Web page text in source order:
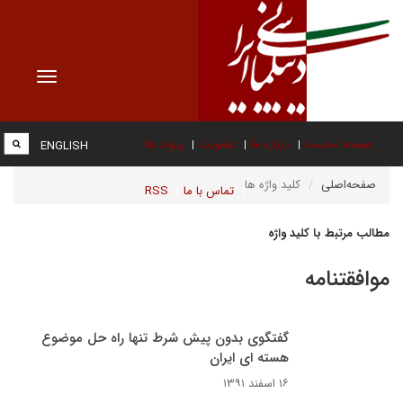
Toggle
صفحه نخست درباره ما عضویت پیوند ها
تماس با ما RSS
ENGLISH
صفحه‌اصلی کلید واژه ها
مطالب مرتبط با کلید واژه
موافقتنامه
گفتگوی بدون پیش شرط تنها راه حل موضوع
هسته ای ایران
۱۶ اسفند ۱۳۹۱